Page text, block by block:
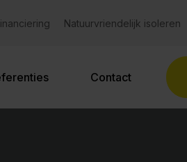
Natuurvriendelijk isoleren
Contact